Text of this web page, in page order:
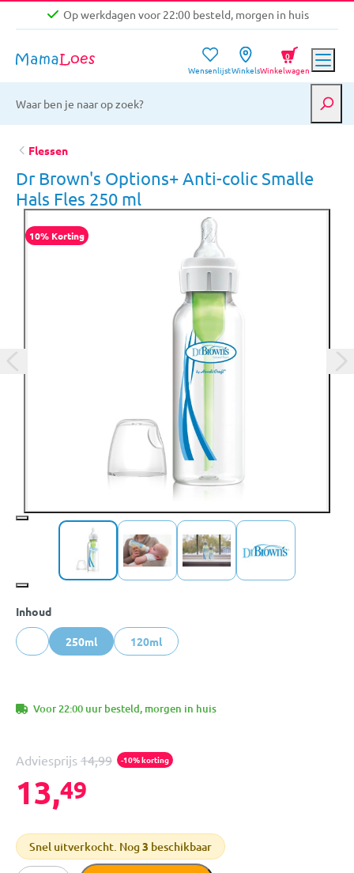
Op werkdagen voor 22:00 besteld, morgen in huis
Gratis verzending vanaf €39,-
Op werkdagen voor 22:00 besteld, morgen in huis
WensenlijstWinkelsWinkelwagen
0
Flessen
Dr Brown's Options+ Anti-colic Smalle
Hals Fles 250 ml
10% Korting
Inhoud
250ml 120ml
Voor 22:00 uur besteld, morgen in huis
Adviesprijs 14,99 -10% korting
13,49
Snel uitverkocht. Nog3 beschikbaar